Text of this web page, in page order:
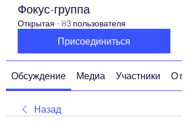
Фокус-группа
Открытая · 83 пользователя
Присоединиться
Обсуждение Медиа Участники О
Назад